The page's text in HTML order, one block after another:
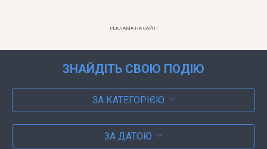
РЕКЛАМА НА САЙТІ
ЗНАЙДІТЬ СВОЮ ПОДІЮ
ЗА КАТЕГОРІЄЮ
ЗА ДАТОЮ